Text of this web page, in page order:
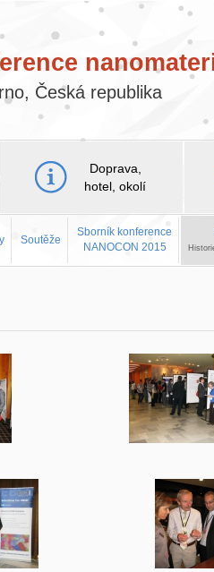
Česká republika
Doprava,
hotel, okolí
Soutěže
Sborník konference
NANOCON 2015